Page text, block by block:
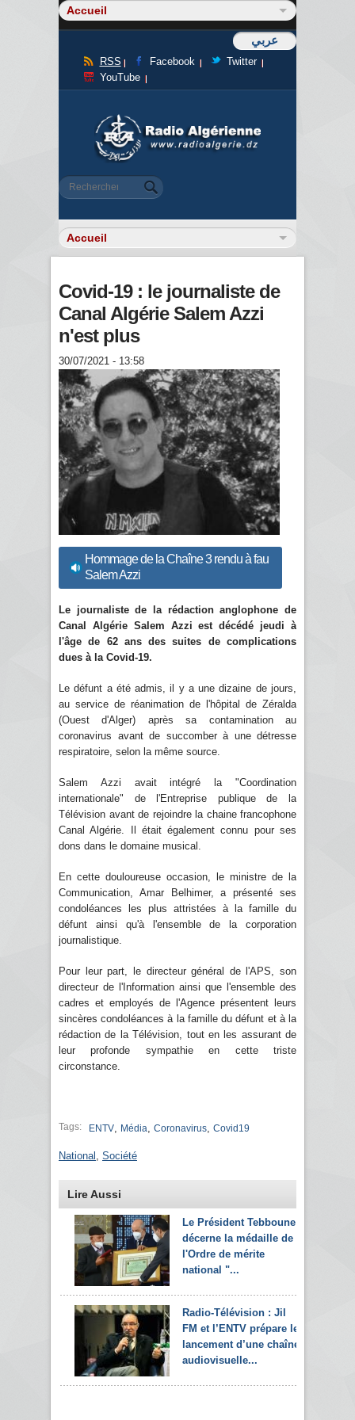
عربي
RSS Facebook
Twitter
YouTube
Formulaire de recherche
Rechercher
Covid-19 : le journaliste de
Canal Algérie Salem Azzi
n'est plus
30/07/2021 - 13:58
Hommage de la Chaîne 3 rendu à fau
Salem Azzi
Le journaliste de la rédaction anglophone de
Canal Algérie Salem Azzi est décédé jeudi à
l'âge de 62 ans des suites de complications
dues à la Covid-19.
Le défunt a été admis, il y a une dizaine de jours,
au service de réanimation de l'hôpital de Zéralda
(Ouest d'Alger) après sa contamination au
coronavirus avant de succomber à une détresse
respiratoire, selon la même source.
Salem Azzi avait intégré la "Coordination
internationale" de l'Entreprise publique de la
Télévision avant de rejoindre la chaine francophone
Canal Algérie. Il était également connu pour ses
dons dans le domaine musical.
En cette douloureuse occasion, le ministre de la
Communication, Amar Belhimer, a présenté ses
condoléances les plus attristées à la famille du
défunt ainsi qu'à l'ensemble de la corporation
journalistique.
Pour leur part, le directeur général de l'APS, son
directeur de l'Information ainsi que l'ensemble des
cadres et employés de l'Agence présentent leurs
sincères condoléances à la famille du défunt et à la
rédaction de la Télévision, tout en les assurant de
leur profonde sympathie en cette triste
circonstance.
Tags: ENTV Média Coronavirus Covid19
National Société
Lire Aussi
Le Président Tebboune
décerne la médaille de
l'Ordre de mérite
national "...
Radio-Télévision : Jil
FM et l’ENTV prépare le
lancement d’une chaîne
audiovisuelle...